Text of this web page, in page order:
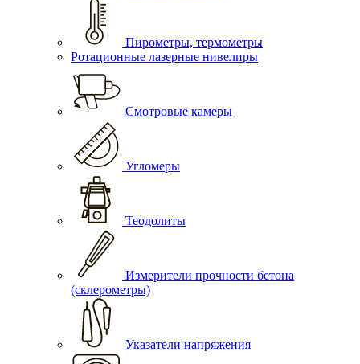
Пирометры, термометры
Ротационные лазерные нивелиры
Смотровые камеры
Угломеры
Теодолиты
Измерители прочности бетона
(склерометры)
Указатели напряжения